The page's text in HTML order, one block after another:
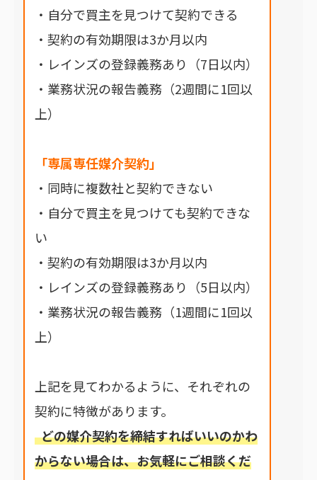
・自分で買主を見つけて契約できる
・契約の有効期限は3か月以内
・レインズの登録義務あり（7日以内）
・業務状況の報告義務（2週間に1回以
上）
「専属専任媒介契約」
・同時に複数社と契約できない
・自分で買主を見つけても契約できな
い
・契約の有効期限は3か月以内
・レインズの登録義務あり（5日以内）
・業務状況の報告義務（1週間に1回以
上）
上記を見てわかるように、それぞれの
契約に特徴があります。
どの媒介契約を締結すればいいのかわ
からない場合は、お気軽にご相談くだ